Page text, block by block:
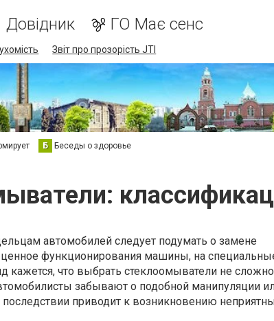
Довідник ГО Має сенс
Звіт про прозорість JTI
Б Беседы о здоровье
автомобилей следует подумать о замене
функционирования машины, на
кажется, что выбрать стеклоомыватели не
забывают о подобной манипуляции
последствии приводит к возникновению